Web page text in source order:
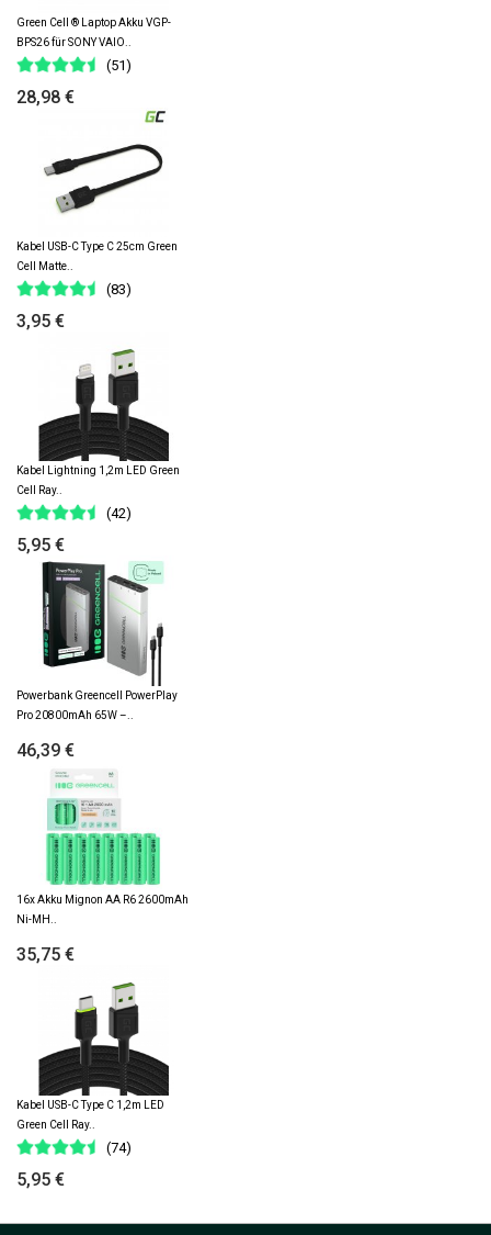
Green Cell ® Laptop Akku VGP-
BPS26 für SONY VAIO..
(51)
28,98 €
Kabel USB-C Type C 25cm Green
Cell Matte..
(83)
3,95 €
Kabel Lightning 1,2m LED Green
Cell Ray..
(42)
5,95 €
Powerbank Greencell PowerPlay
Pro 20800mAh 65W –..
46,39 €
16x Akku Mignon AA R6 2600mAh
Ni-MH..
35,75 €
Kabel USB-C Type C 1,2m LED
Green Cell Ray..
(74)
5,95 €